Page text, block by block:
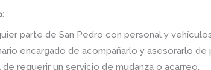
parte de San Pedro con personal y
encargado de acompañarlo y asesorarlo de
requerir un servicio de mudanza o acarreo.